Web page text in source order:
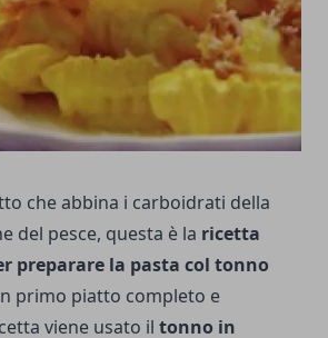
che abbina i carboidrati della
del pesce, questa è la ricetta
preparare la pasta col tonno
primo piatto completo e
viene usato il tonno in